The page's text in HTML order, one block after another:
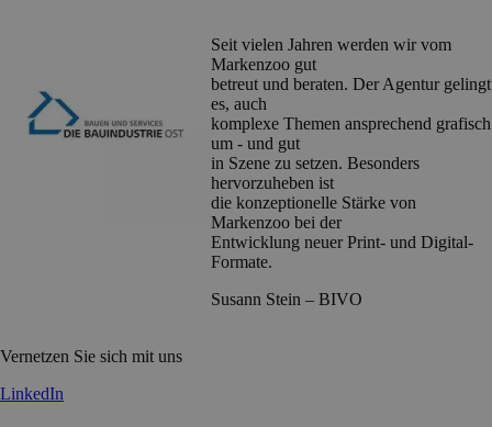
Seit vielen Jahren werden wir vom
Markenzoo gut
betreut und beraten. Der Agentur gelingt
es, auch
komplexe Themen ansprechend grafisch
um - und gut
in Szene zu setzen. Besonders
hervorzuheben ist
die konzeptionelle Stärke von
Markenzoo bei der
Entwicklung neuer Print- und Digital-
Formate.
Susann Stein – BIVO
Vernetzen Sie sich mit uns
LinkedIn